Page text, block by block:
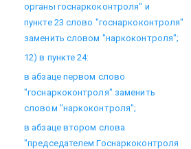
органы госнаркоконтроля" и
пункте 23 слово "госнаркоконтроля"
заменить словом "наркоконтроля";
12) в пункте 24:
в абзаце первом слово
"госнаркоконтроля" заменить
словом "наркоконтроля";
в абзаце втором слова
"председателем Госнаркоконтроля